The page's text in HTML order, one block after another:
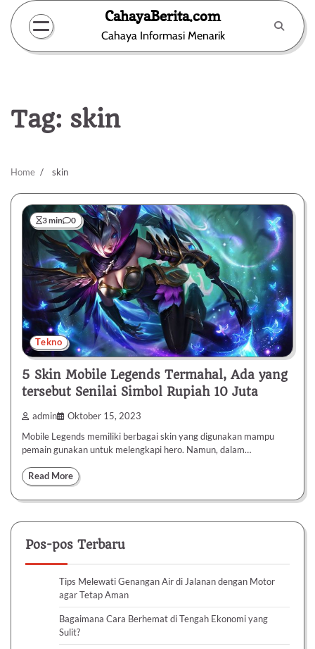
Skip
content
CahayaBerita.com
Cahaya Informasi Menarik
Tag: skin
Home skin
3 min 0
Tekno
5 Skin Mobile Legends Termahal, Ada yang
tersebut Senilai Simbol Rupiah 10 Juta
admin Oktober 15, 2023
Mobile Legends memiliki berbagai skin yang digunakan mampu
pemain gunakan untuk melengkapi hero. Namun, dalam…
Read More
Pos-pos Terbaru
Tips Melewati Genangan Air di Jalanan dengan Motor
agar Tetap Aman
Bagaimana Cara Berhemat di Tengah Ekonomi yang
Sulit?